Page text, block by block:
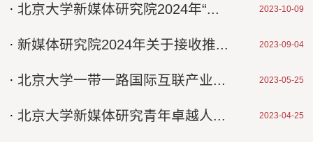
· 北京大学新媒体研究院2024年“... 2023-10-09
· 新媒体研究院2024年关于接收推... 2023-09-04
· 北京大学一带一路国际互联产业... 2023-05-25
· 北京大学新媒体研究青年卓越人... 2023-04-25